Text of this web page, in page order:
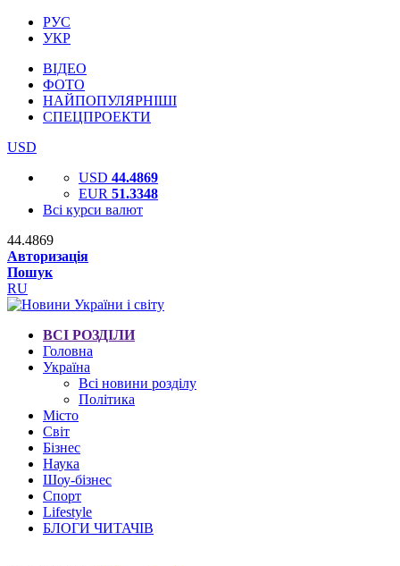
РУС
УКР
ВІДЕО
ФОТО
НАЙПОПУЛЯРНІШІ
СПЕЦПРОЕКТИ
USD
USD 44.4869
EUR 51.3348
Всі курси валют
44.4869
Авторизація
Пошук
RU
ВСІ РОЗДІЛИ
Головна
Україна
Всі новини розділу
Політика
Місто
Світ
Бізнес
Наука
Шоу-бізнес
Спорт
Lifestyle
БЛОГИ ЧИТАЧІВ